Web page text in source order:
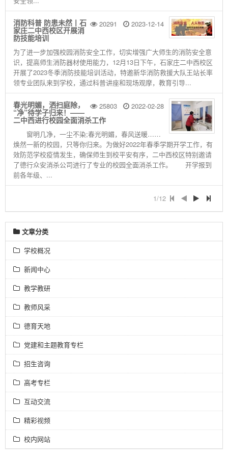
20291 2023-12-14
消防科普 防患未然丨石
家庄二中西校区开展消
防技能培训
为了进一步加强校园消防安全工作，切实增强广大师生的消防安全意
识，提高师生消防器材使用能力，12月13日下午，石家庄二中西校区
开展了2023冬季消防技能培训活动，特邀新华消防救援大队王站长率
领专业团队来到学校，通过科普讲座和现场观摩，教育引导...
25803 2022-02-28
春光明媚，洒扫庭除，
“净”待学子归来！——
二中西进行校园全面消杀工作
窗明几净，一尘不染;春光明媚，春风送暖……
焕然一新的校园，只等你归来。为做好2022年春季学期开学工作，有
效防范学校疫情发生，确保师生到校平安有序，二中西校区特别邀请
了德行众安消杀公司进行了专业的校园全面消杀工作。 开学报到
前各年级、...
1/12
文章分类
学校概况
新闻中心
教学教研
教师风采
德育天地
党建和主题教育专栏
招生咨询
高考专栏
互动交流
精彩视频
校内网站